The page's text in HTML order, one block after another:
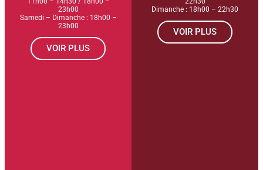
23h00
Samedi – Dimanche : 18h00 –
23h00
VOIR PLUS
Dimanche : 18h00 – 22h30
VOIR PLUS